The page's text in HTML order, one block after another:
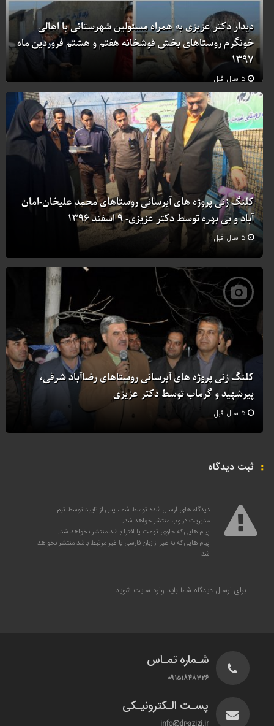
دیدار دکتر عزیزی به همراه مسئولین شهرستانی با اهالی
خونگرم روستاهای بخش قوشخانه هفتم و هشتم فروردین ماه
۱۳۹۷
۵ سال قبل
کلنگ زنی پروژه های آبرسانی روستاهای محمد علیخان-امان
آباد و بی بهره توسط دکتر عزیزی- ۹ اسفند ۱۳۹۶
۵ سال قبل
کلنگ زنی پروژه های آبرسانی روستاهای رضاآباد شرقی،
پیرشهید و گرماب توسط دکتر عزیزی
۵ سال قبل
ثبت دیدگاه
دیدگاه های ارسال شده توسط شما، پس از تایید توسط تیم
مدیریت در وب منتشر خواهد شد.
پیام هایی که حاوی تهمت یا افترا باشد منتشر نخواهد شد.
پیام هایی که به غیر از زبان فارسی یا غیر مرتبط باشد منتشر نخواهد
شد.
برای ارسال دیدگاه شما باید وارد سایت شوید.
شـماره تمـاس
۰۹۱۵۱۸۴۸۳۲۶
پسـت الـکترونیـکی